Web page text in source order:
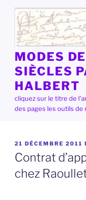
contenu
principal
MODES
SIÈCLES
HALBERT
cliquez sur le titre de
des pages les outils
PUBLIÉ
LE
21 DÉCEMBRE 2011
Contrat
chez